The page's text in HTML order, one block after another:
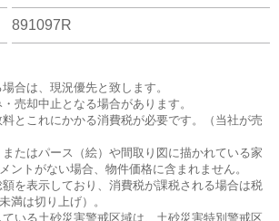
891097R
合は、現況優先と致します。
売却中止となる場合があります。
とこれにかかる消費税が必要です。（当社が売
たはパース（絵）や間取り図に描かれている家
ントがない場合、物件価格に含まれません。
を表示しており、消費税が課税される場合は税
満は切り上げ）。
いる土砂災害警戒区域は、土砂災害特別警戒区